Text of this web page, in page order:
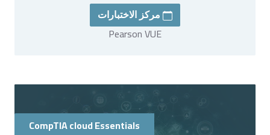
مركز الاختبارات
Pearson VUE
CompTIA cloud Essentials